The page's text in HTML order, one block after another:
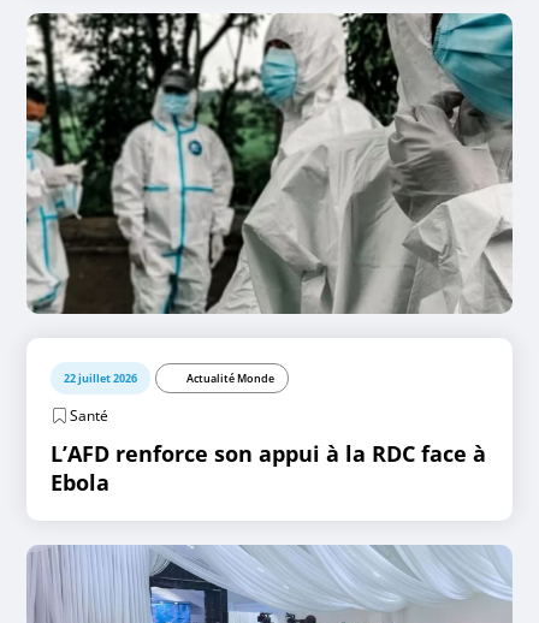
22 juillet 2026 Actualité Monde
Santé
L’AFD renforce son appui à la RDC face à
Ebola